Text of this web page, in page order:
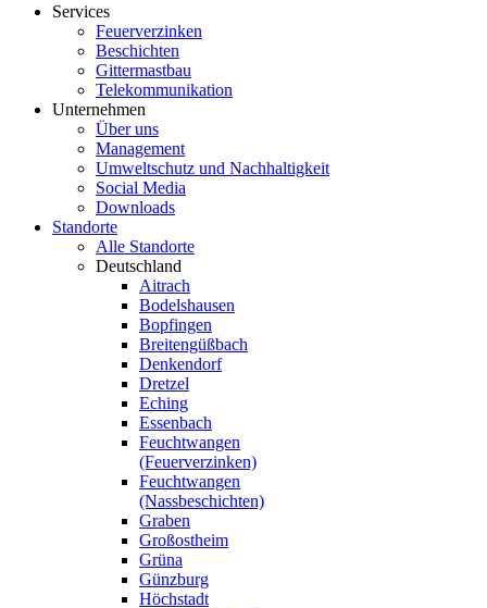
Services
Feuerverzinken
Beschichten
Gittermastbau
Telekommunikation
Unternehmen
Über uns
Management
Umweltschutz und Nachhaltigkeit
Social Media
Downloads
Standorte
Alle Standorte
Deutschland
Aitrach
Bodelshausen
Bopfingen
Breitengüßbach
Denkendorf
Dretzel
Eching
Essenbach
Feuchtwangen
(Feuerverzinken)
Feuchtwangen
(Nassbeschichten)
Graben
Großostheim
Grüna
Günzburg
Höchstadt